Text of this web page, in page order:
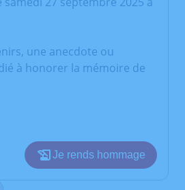
une anecdote ou
à honorer la mémoire de
Je rends hommage